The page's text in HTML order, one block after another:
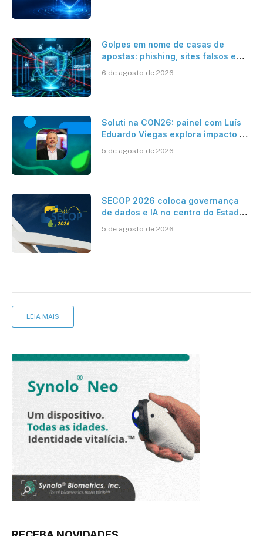
Golpes em nome de casas de
apostas: phishing, sites falsos e
6 de agosto de 2026
Soluti na CON26: painel com Luís
Eduardo Viegas explora impacto de
Contabilidade
5 de agosto de 2026
SECOP 2026 coloca governança
de dados e IA no centro do Estado
5 de agosto de 2026
LEIA MAIS